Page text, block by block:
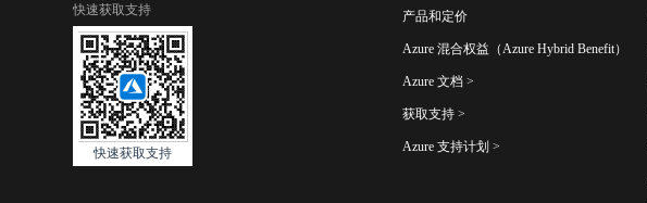
快速获取支持
快速获取支持
产品和定价
Azure 混合权益（Azure Hybrid Benefit）
Azure 文档 >
获取支持 >
Azure 支持计划 >